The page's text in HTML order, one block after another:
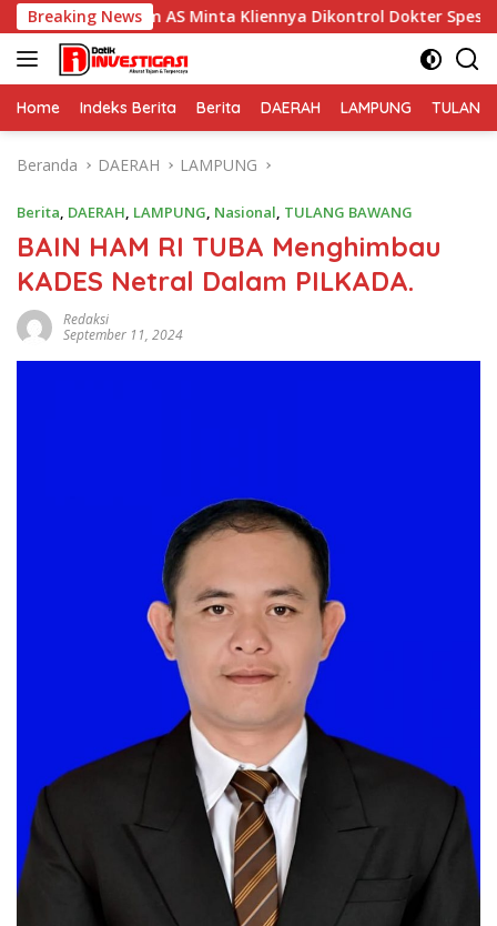
Langsung
ke
konten
Breaking News
AS Minta Kliennya Dikontrol Dokter Spesialis Kejiwaan
Home Indeks Berita Berita DAERAH LAMPUNG TULANG
Beranda DAERAH LAMPUNG
Berita, DAERAH, LAMPUNG, Nasional, TULANG BAWANG
BAIN HAM RI TUBA Menghimbau
KADES Netral Dalam PILKADA.
Redaksi
September 11, 2024